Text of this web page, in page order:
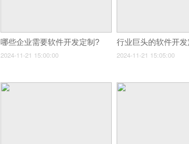
哪些企业需要软件开发定制?
2024-11-21 15:00:00 2024-11-21 15:05:00